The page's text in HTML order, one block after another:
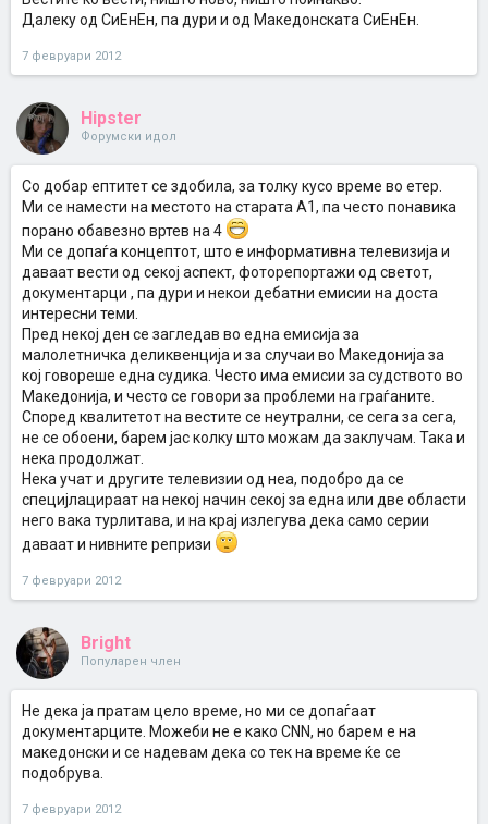
Далеку од СиЕнЕн, па дури и од Македонската СиЕнЕн.
7 февруари 2012
Hipster
Форумски идол
Со добар ептитет се здобила, за толку кусо време во етер.
Ми се намести на местото на старата А1, па често понавика
порано обавезно вртев на 4
Ми се допаѓа концептот, што е информативна телевизија и
даваат вести од секој аспект, фоторепортажи од светот,
документарци , па дури и некои дебатни емисии на доста
интересни теми.
Пред некој ден се загледав во една емисија за
малолетничка деликвенција и за случаи во Македонија за
кој говореше една судика. Често има емисии за судството во
Македонија, и често се говори за проблеми на граѓаните.
Според квалитетот на вестите се неутрални, се сега за сега,
не се обоени, барем јас колку што можам да заклучам. Така и
нека продолжат.
Нека учат и другите телевизии од неа, подобро да се
специјлацираат на некој начин секој за една или две области
него вака турлитава, и на крај излегува дека само серии
даваат и нивните репризи
7 февруари 2012
Bright
Популарен член
Не дека ја пратам цело време, но ми се допаѓаат
документарците. Можеби не е како CNN, но барем е на
македонски и се надевам дека со тек на време ќе се
подобрува.
7 февруари 2012